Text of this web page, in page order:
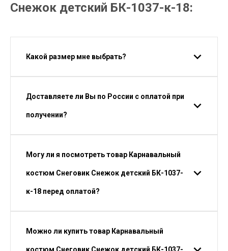
Снежок детский БК-1037-к-18:
Какой размер мне выбрать?
Доставляете ли Вы по России с оплатой при
получении?
Могу ли я посмотреть товар Карнавальный
костюм Снеговик Снежок детский БК-1037-
к-18 перед оплатой?
Можно ли купить товар Карнавальный